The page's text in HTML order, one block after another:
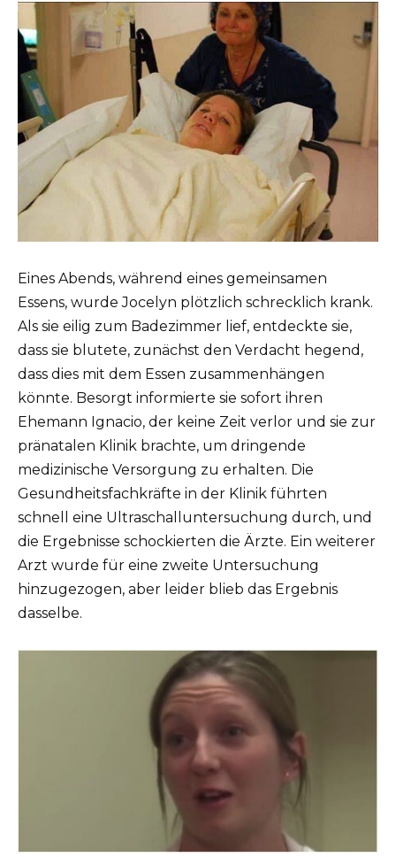
Eines Abends, während eines gemeinsamen
Essens, wurde Jocelyn plötzlich schrecklich krank.
Als sie eilig zum Badezimmer lief, entdeckte sie,
dass sie blutete, zunächst den Verdacht hegend,
dass dies mit dem Essen zusammenhängen
könnte. Besorgt informierte sie sofort ihren
Ehemann Ignacio, der keine Zeit verlor und sie zur
pränatalen Klinik brachte, um dringende
medizinische Versorgung zu erhalten. Die
Gesundheitsfachkräfte in der Klinik führten
schnell eine Ultraschalluntersuchung durch, und
die Ergebnisse schockierten die Ärzte. Ein weiterer
Arzt wurde für eine zweite Untersuchung
hinzugezogen, aber leider blieb das Ergebnis
dasselbe.